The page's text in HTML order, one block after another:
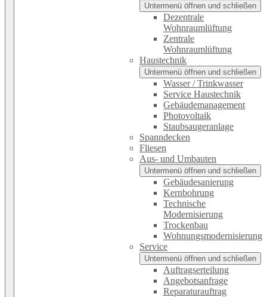
Untermenü öffnen und schließen
Dezentrale
Wohnraumlüftung
Zentrale
Wohnraumlüftung
Haustechnik
Untermenü öffnen und schließen
Wasser / Trinkwasser
Service Haustechnik
Gebäudemanagement
Photovoltaik
Staubsaugeranlage
Spanndecken
Fliesen
Aus- und Umbauten
Untermenü öffnen und schließen
Gebäudesanierung
Kernbohrung
Technische
Modernisierung
Trockenbau
Wohnungsmodernisierung
Service
Untermenü öffnen und schließen
Auftragserteilung
Angebotsanfrage
Reparaturauftrag